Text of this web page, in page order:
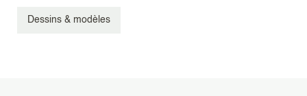
Dessins & modèles